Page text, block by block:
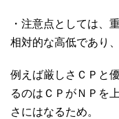
・注意点としては、
相対的な高低であり
例えば厳しさＣＰと
るのはＣＰがＮＰを
さにはなるため。